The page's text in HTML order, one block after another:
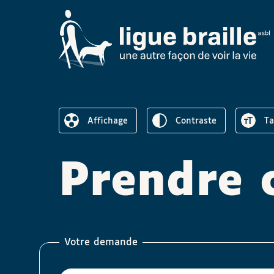
Affichage
Réduire l’affichage
Inverser le
contraste
Prendre
Votre demande